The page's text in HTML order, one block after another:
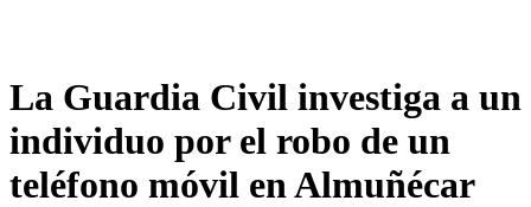
La Guardia Civil investiga a un
individuo por el robo de un
teléfono móvil en Almuñécar